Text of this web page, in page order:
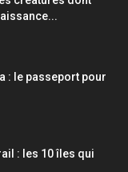
: le passeport pour
: les 10 îles qui